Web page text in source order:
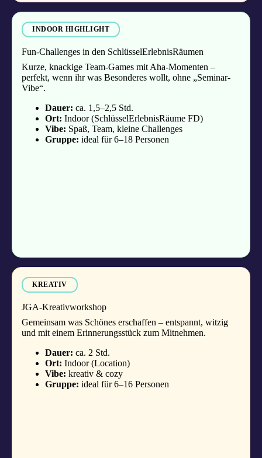
INDOOR HIGHLIGHT
Fun-Challenges in den SchlüsselErlebnisRäumen
Kurze, knackige Team-Games mit Aha-Momenten –
perfekt, wenn ihr was Besonderes wollt, ohne „Seminar-
Vibe“.
Dauer: ca. 1,5–2,5 Std.
Ort: Indoor (SchlüsselErlebnisRäume FD)
Vibe: Spaß, Team, kleine Challenges
Gruppe: ideal für 6–18 Personen
KREATIV
JGA-Kreativworkshop
Gemeinsam was Schönes erschaffen – entspannt, witzig
und mit einem Erinnerungsstück zum Mitnehmen.
Dauer: ca. 2 Std.
Ort: Indoor (Location)
Vibe: kreativ & cozy
Gruppe: ideal für 6–16 Personen